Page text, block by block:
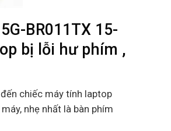
BR011TX 15-
bị lỗi hư phím ,
chiếc máy tính laptop
nhẹ nhất là bàn phím